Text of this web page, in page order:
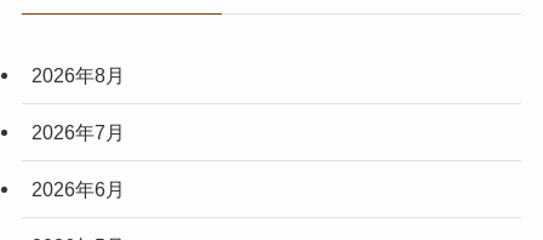
2026年8月
2026年7月
2026年6月